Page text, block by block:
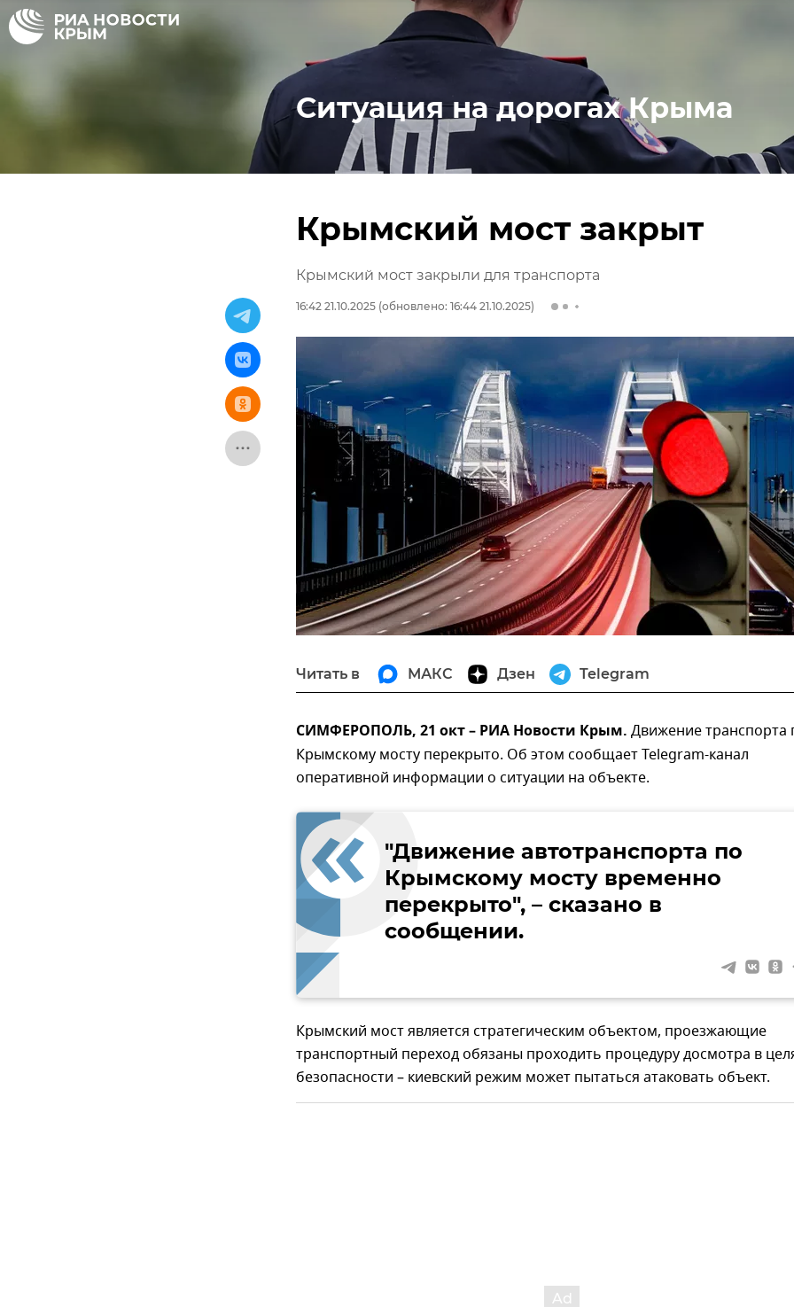
Ситуация на дорогах Крыма
Крымский мост закрыт
Крымский мост закрыли для транспорта
16:42 21.10.2025 (обновлено: 16:44 21.10.2025)
Читать в МАКС Дзен Telegram
СИМФЕРОПОЛЬ, 21 окт – РИА Новости Крым. Движение транспорта
Крымскому мосту перекрыто. Об этом сообщает Telegram-канал
оперативной информации о ситуации на объекте.
"Движение автотранспорта по
Крымскому мосту временно
перекрыто", – сказано в
сообщении.
Крымский мост является стратегическим объектом, проезжающие
транспортный переход обязаны проходить процедуру досмотра в
безопасности – киевский режим может пытаться атаковать объект.